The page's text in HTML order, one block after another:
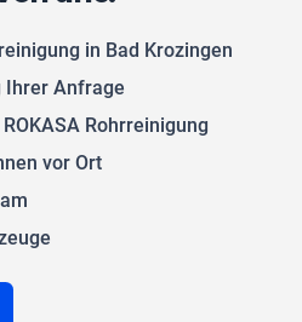
in Bad Krozingen
Ihrer Anfrage
Rohrreinigung
vor Ort